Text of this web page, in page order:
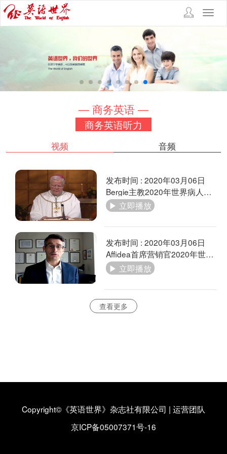
— 商务英语 —
商务英语听力
视频 音频
发布时间 : 2020年03月06日
Bergie主教2020年世界病人日致辞
▶ 立即播放
发布时间 : 2020年03月06日
Affidea首席营销官2020年世界癌症日致辞
▶ 立即播放
查看更多
Copyright©《英语世界》杂志社有限公司 | 运营团队
京ICP备05007371号-16